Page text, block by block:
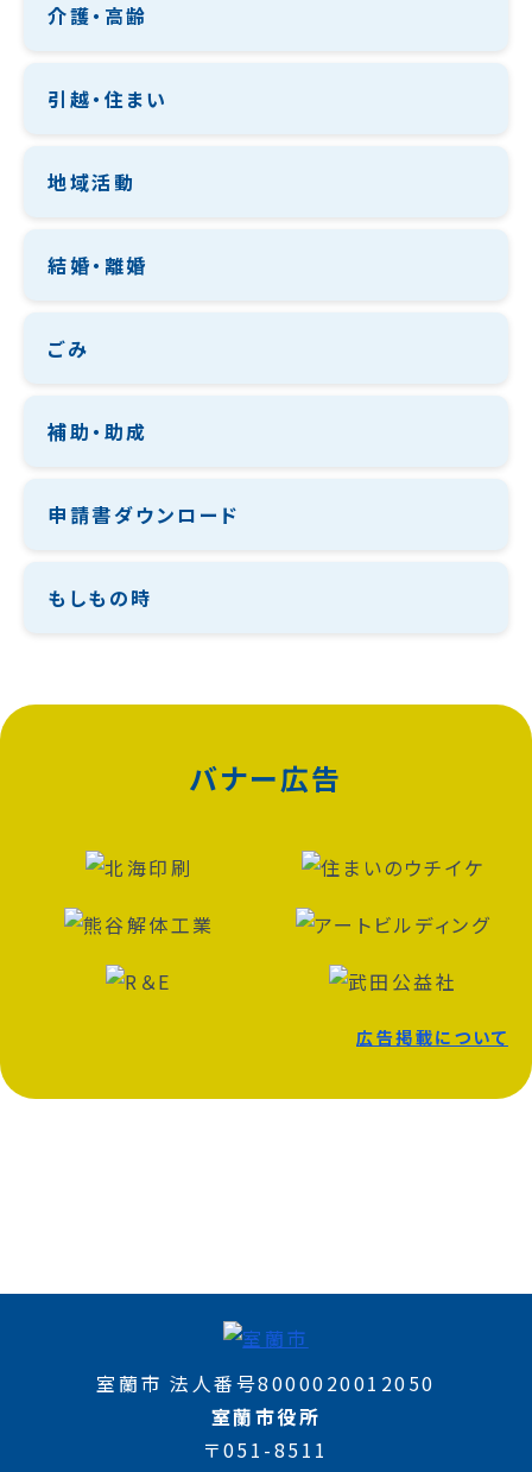
介護・高齢
引越・住まい
地域活動
結婚・離婚
ごみ
補助・助成
申請書ダウンロード
もしもの時
バナー広告
広告掲載について
室蘭市 法人番号8000020012050
室蘭市役所
〒051-8511